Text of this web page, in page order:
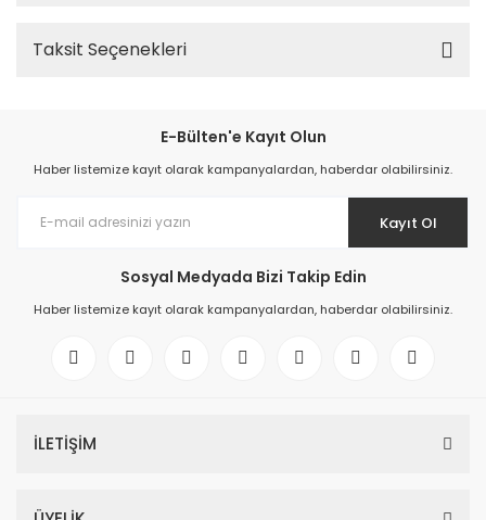
Taksit Seçenekleri
E-Bülten'e Kayıt Olun
Haber listemize kayıt olarak kampanyalardan, haberdar olabilirsiniz.
Kayıt Ol
Sosyal Medyada Bizi Takip Edin
Haber listemize kayıt olarak kampanyalardan, haberdar olabilirsiniz.
İLETİŞİM